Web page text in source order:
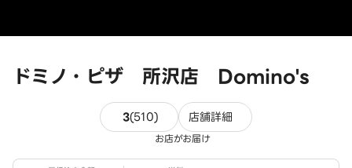
ドミノ・ピザ 所沢店 Domino's
3(510) 510件のレビュー
店舗詳細
お店がお届け